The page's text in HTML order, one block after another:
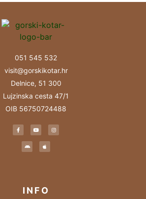
051 545 532
visit@gorskikotar.hr
Delnice, 51 300
Lujzinska cesta 47/1
OIB 56750724488
INFO